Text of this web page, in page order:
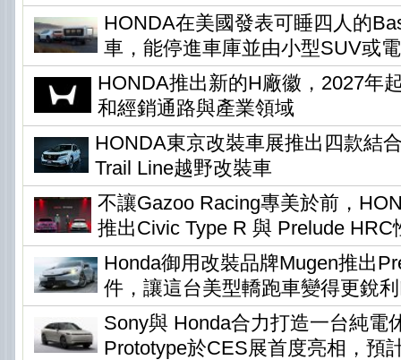
HONDA在美國發表可睡四人的
車，能停進車庫並由小型SUV或
HONDA推出新的H廠徽，2027年
和經銷通路與產業領域
HONDA東京改裝車展推出四款結
Trail Line越野改裝車
不讓Gazoo Racing專美於前，
推出Civic Type R 與 Prelude HRC
Honda御用改裝品牌Mugen推出
件，讓這台美型轎跑車變得更銳
Sony與 Honda合力打造一台純電
Prototype於CES展首度亮相，預